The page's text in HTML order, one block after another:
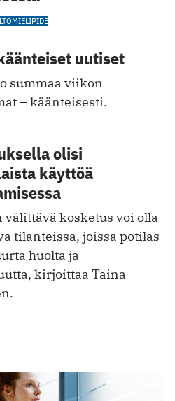
MIELIPIDE
uutiset
summaa viikon
– käänteisesti.
olisi
käyttöä
välittävä kosketus voi olla
tilanteissa, joissa potilas
huolta ja
kirjoittaa Taina